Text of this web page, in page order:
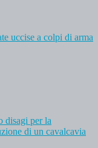
uccise a colpi di arma